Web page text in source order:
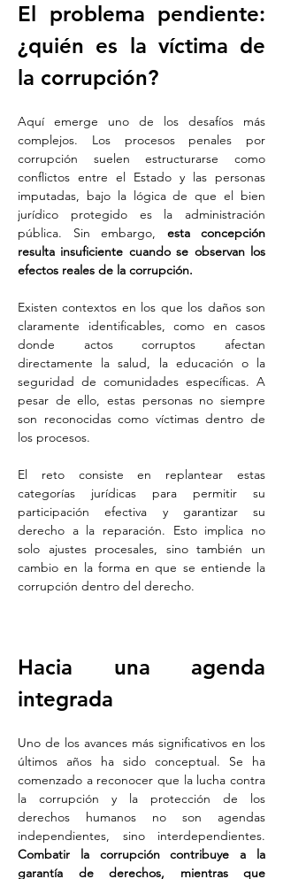
El problema pendiente:
¿quién es la víctima de
la corrupción?
Aquí emerge uno de los desafíos más
complejos. Los procesos penales por
corrupción suelen estructurarse como
conflictos entre el Estado y las personas
imputadas, bajo la lógica de que el bien
jurídico protegido es la administración
pública. Sin embargo, esta concepción
resulta insuficiente cuando se observan los
efectos reales de la corrupción.
Existen contextos en los que los daños son
claramente identificables, como en casos
donde actos corruptos afectan
directamente la salud, la educación o la
seguridad de comunidades específicas. A
pesar de ello, estas personas no siempre
son reconocidas como víctimas dentro de
los procesos.
El reto consiste en replantear estas
categorías jurídicas para permitir su
participación efectiva y garantizar su
derecho a la reparación. Esto implica no
solo ajustes procesales, sino también un
cambio en la forma en que se entiende la
corrupción dentro del derecho.
Hacia una agenda
integrada
Uno de los avances más significativos en los
últimos años ha sido conceptual. Se ha
comenzado a reconocer que la lucha contra
la corrupción y la protección de los
derechos humanos no son agendas
Combatir la corrupción contribuye a la
garantía de derechos, mientras que